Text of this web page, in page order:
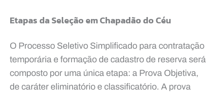
Etapas da Seleção emChapadão do Céu
O Processo Seletivo Simplificado para contratação
temporária e formação de cadastro de reserva será
composto por uma única etapa: a Prova Objetiva,
de caráter eliminatório e classificatório. A prova